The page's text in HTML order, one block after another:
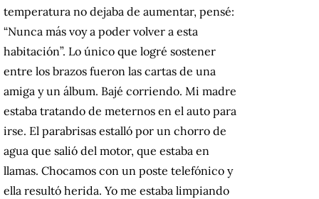
temperatura no dejaba de aumentar, pensé:
“Nunca más voy a poder volver a esta
habitación”. Lo único que logré sostener
entre los brazos fueron las cartas de una
amiga y un álbum. Bajé corriendo. Mi madre
estaba tratando de meternos en el auto para
irse. El parabrisas estalló por un chorro de
agua que salió del motor, que estaba en
llamas. Chocamos con un poste telefónico y
ella resultó herida. Yo me estaba limpiando